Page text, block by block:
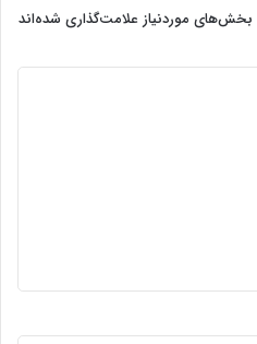
بخش‌های موردنیاز علامت‌گذاری شده‌اند